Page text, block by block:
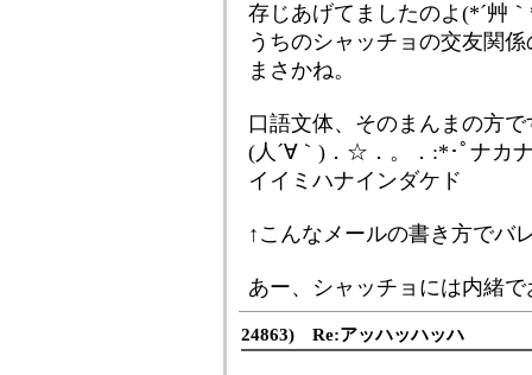
存じあげてましたのよ(*´艸
うちのシャッチョの交友関
まさかね。
口語文体、そのまんまの方で
(人´∀｀)．☆．。．:*･ﾟナカ
イイミハナインダケド
↑こんなメールの書き方でバ
あー、シャッチョには内緒
24863) Re:アッハッハッハ